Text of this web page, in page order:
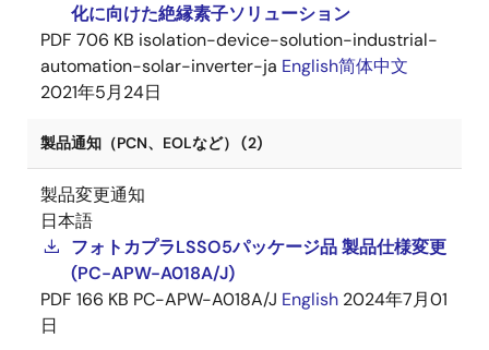
化に向けた絶縁素子ソリューション
PDF 706 KB isolation-device-solution-industrial-
automation-solar-inverter-ja English简体中文
2021年5月24日
製品通知（PCN、EOLなど） (2)
製品変更通知
日本語
フォトカプラLSSO5パッケージ品 製品仕様変更
(PC-APW-A018A/J)
PDF 166 KB PC-APW-A018A/J English 2024年7月01
日